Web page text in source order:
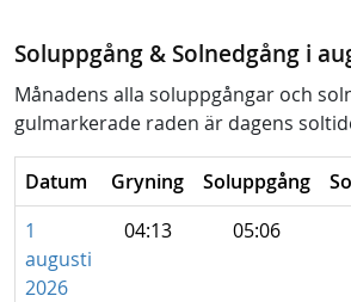
Soluppgång & Solnedgång i
Månadens alla soluppgångar och
gulmarkerade raden är dagens
Datum Gryning Soluppgång
1
augusti
2026
04:13 05:06